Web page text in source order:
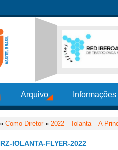
Arquivo
» Como Diretor» 2022 – Iolanta – A
IOLANTA-FLYER-2022